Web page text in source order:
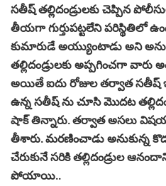
సతీష్ తల్లిదండ్రులకు చెప్పిన
తీయగా గుర్తుపట్టలేని పరిస్థితిలో
కుమారుడే అయ్యుంటాడు అని
తల్లిదండ్రులకు అప్పగించగా వారు
అయితే ఐదు రోజుల తర్వాత సతీష్
ఉన్న సతీష్ ను చూసి మొదట
షాక్ తిన్నారు. తర్వాత అసలు
తీశారు. మరణించాడు అనుకున్న
చేరుకునే సరికి తల్లిదండ్రుల
పోయాయి..